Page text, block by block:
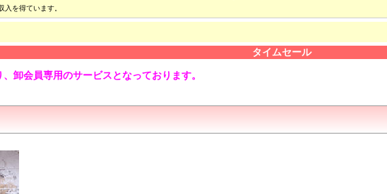
を得ています。
タイムセール
卸会員専用のサービスとなっております。